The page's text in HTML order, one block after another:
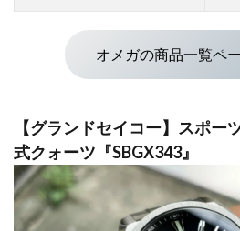
オメガの商品一覧ペ
【グランドセイコー】スポー
式クォーツ『SBGX343』